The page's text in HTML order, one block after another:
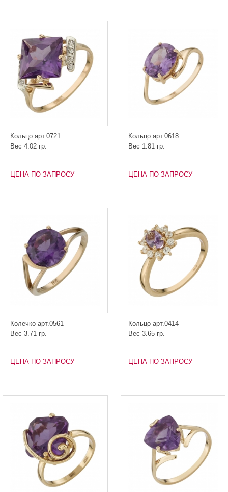
Кольцо арт.0721
Вес 4.02 гр.
ЦЕНА ПО ЗАПРОСУ
Кольцо арт.0618
Вес 1.81 гр.
ЦЕНА ПО ЗАПРОСУ
Колечко арт.0561
Вес 3.71 гр.
ЦЕНА ПО ЗАПРОСУ
Кольцо арт.0414
Вес 3.65 гр.
ЦЕНА ПО ЗАПРОСУ